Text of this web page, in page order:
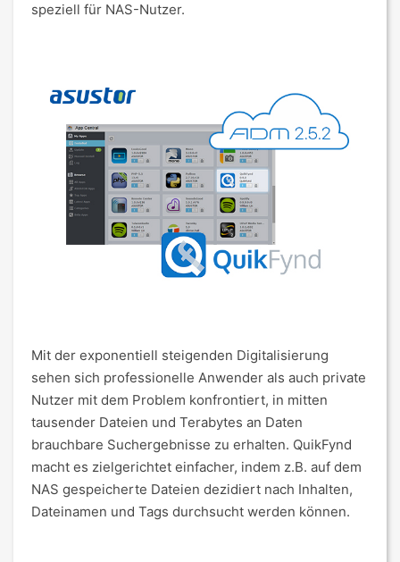
speziell für NAS-Nutzer.
Mit der exponentiell steigenden Digitalisierung
sehen sich professionelle Anwender als auch private
Nutzer mit dem Problem konfrontiert, in mitten
tausender Dateien und Terabytes an Daten
brauchbare Suchergebnisse zu erhalten. QuikFynd
macht es zielgerichtet einfacher, indem z.B. auf dem
NAS gespeicherte Dateien dezidiert nach Inhalten,
Dateinamen und Tags durchsucht werden können.